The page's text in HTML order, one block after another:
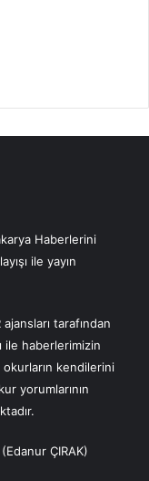
Haberlerini
ile yayın
tarafından
ile haberlerimizin
okurların kendilerini
yorumlarının
(Edanur ÇIRAK)